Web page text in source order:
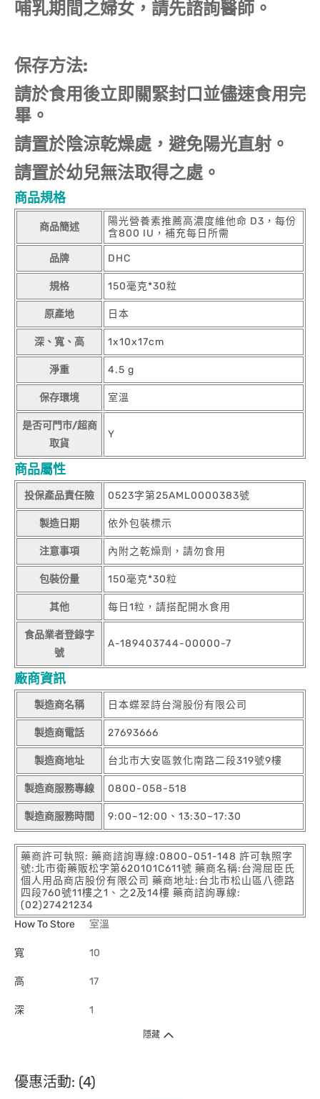
哺乳期間之婦女，請先諮詢醫師。
保存方法:
請於食用後立即關緊封口並儘速食用完
畢。
請置於陰涼乾燥處，避免陽光直射。
請置於幼兒無法取得之處。
商品規格
商品簡述
陽光營養素推薦高濃度維他命 D3，每份
含800 IU，補充每日所需
品牌 DHC
規格 150毫克*30粒
原產地 日本
深、寬、高 1x10x17cm
淨重 4.5 g
保存環境 室溫
是否可門市/超商
取貨
Y
商品屬性
投保產品責任險 0523字第25AML0000383號
製造日期 依外包裝標示
注意事項 內附之乾燥劑，請勿食用
包裝份量 150毫克*30粒
其他 每日1粒，請搭配開水食用
食品業者登錄字
號
A-189403744-00000-7
廠商資訊
製造商名稱 日本蝶翠詩台灣股份有限公司
製造商電話 27693666
製造商地址 台北市大安區敦化南路二段319號9樓
製造商服務專線 0800-058-518
製造商服務時間 9:00~12:00、13:30~17:30
藥商許可執照: 藥商諮詢專線:0800-051-148 許可執照字
號:北市衛藥販松字第620101C611號 藥商名稱:台灣屈臣氏
個人用品商店股份有限公司 藥商地址:台北市松山區八德路
四段760號11樓之1、之2及14樓 藥商諮詢專線:
(02)27421234
How To Store
室溫
寬 10
高 17
深 1
隱藏
優惠活動: (4)